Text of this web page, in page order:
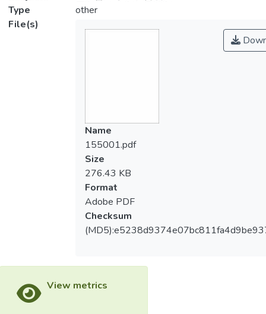
Type
other
File(s)
Name
155001.pdf
Size
276.43 KB
Format
Adobe PDF
Checksum
View metrics